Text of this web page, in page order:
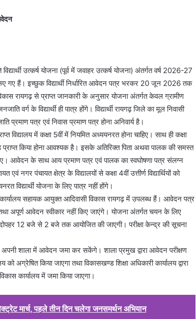
उत्कर्ष योजना (पूर्व में जवाहर उत्कर्ष योजना) अंतर्गत वर्ष 2026-27
गए हैं। इच्छुक विद्यार्थी निर्धारित आवेदन पत्र भरकर 20 जून 2026 तक
रायगढ़ से प्राप्त जानकारी के अनुसार योजना अंतर्गत केवल ग्रामीण
वर्ग के विद्यार्थी ही पात्र होंगे। विद्यार्थी रायगढ़ जिले का मूल निवासी
प्रमाण पत्र एवं निवास प्रमाण पत्र होना अनिवार्य है।
में कक्षा 5वीं में नियमित अध्ययनरत होना चाहिए। साथ ही कक्षा
किया होना आवश्यक है। इसके अतिरिक्त पिता अथवा पालक की समस्त
आवेदन के साथ आय प्रमाण पत्र एवं पालक का स्वघोषणा पत्र संलग्न
नगर पंचायत क्षेत्र के विद्यालयों से कक्षा 4वीं उत्तीर्ण विद्यार्थियों को
विद्यार्थी योजना के लिए पात्र नहीं होंगे।
कार्यालय सहायक आयुक्त आदिवासी विकास रायगढ़ में उपलब्ध हैं। आवेदन पत्र
अपूर्ण आवेदन स्वीकार नहीं किए जाएंगे। योजना अंतर्गत चयन के लिए
12 बजे से 2 बजे तक आयोजित की जाएगी। परीक्षा केन्द्र की सूचना
शाला में आवेदन जमा कर सकेंगे। शाला प्रमुख द्वारा आवेदन परीक्षण
अग्रेषित किया जाएगा तथा विकासखण्ड शिक्षा अधिकारी कार्यालय द्वारा
कार्यालय में जमा किया जाएगा।
मार्च, पहले तीन दिन चलेगा जनसमर्थन अभियान